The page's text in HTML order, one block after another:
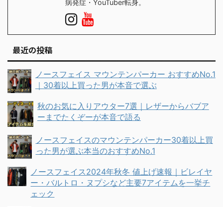
病発症・YouTuber転身。
最近の投稿
ノースフェイス マウンテンパーカー おすすめNo.1
｜30着以上買った男が本音で選ぶ
秋のお気に入りアウター7選｜レザーからバブア
ーまでたくぞーが本音で語る
ノースフェイスのマウンテンパーカー30着以上買
った男が選ぶ本当のおすすめNo.1
ノースフェイス2024年秋冬 値上げ速報｜ビレイヤ
ー・バルトロ・ヌプシなど主要7アイテムを一挙チ
ェック